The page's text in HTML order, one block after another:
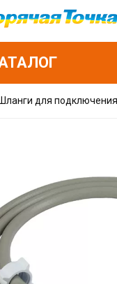
для подключения